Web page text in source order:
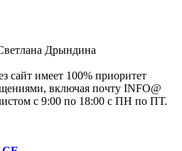
Дрындина
сайт имеет 100% приоритет
включая почту INFO@
с 9:00 по 18:00 с ПН по ПТ.